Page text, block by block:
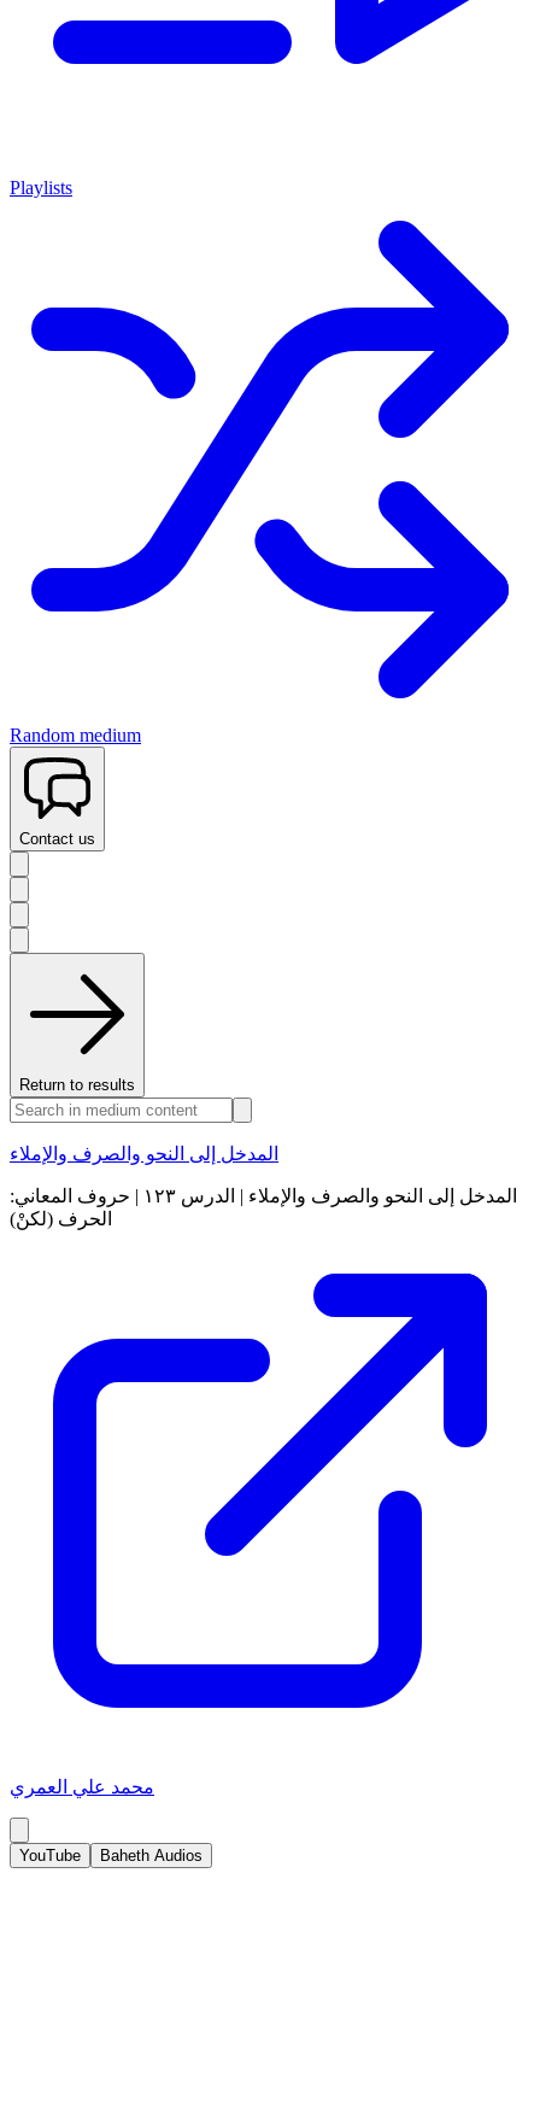
Playlists
Random medium
Contact us
Return to results
المدخل إلى النحو والصرف والإملاء
المدخل إلى النحو والصرف والإملاء | الدرس ١٢٣ | حروف المعاني:
الحرف (لكنْ)
محمد علي العمري
YouTube Baheth Audios